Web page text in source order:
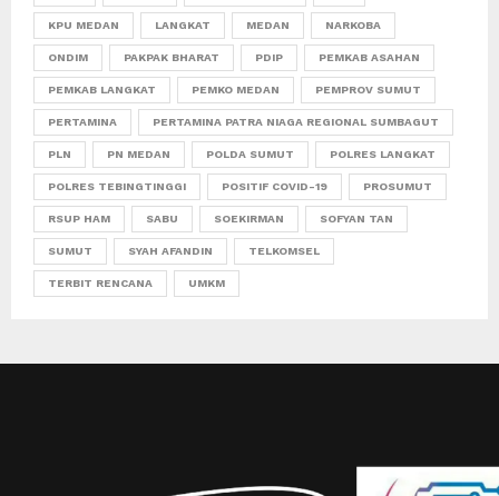
KPU MEDAN LANGKAT MEDAN NARKOBA
ONDIM PAKPAK BHARAT PDIP PEMKAB ASAHAN
PEMKAB LANGKAT PEMKO MEDAN PEMPROV SUMUT
PERTAMINA PERTAMINA PATRA NIAGA REGIONAL SUMBAGUT
PLN PN MEDAN POLDA SUMUT POLRES LANGKAT
POLRES TEBINGTINGGI POSITIF COVID-19 PROSUMUT
RSUP HAM SABU SOEKIRMAN SOFYAN TAN
SUMUT SYAH AFANDIN TELKOMSEL
TERBIT RENCANA UMKM